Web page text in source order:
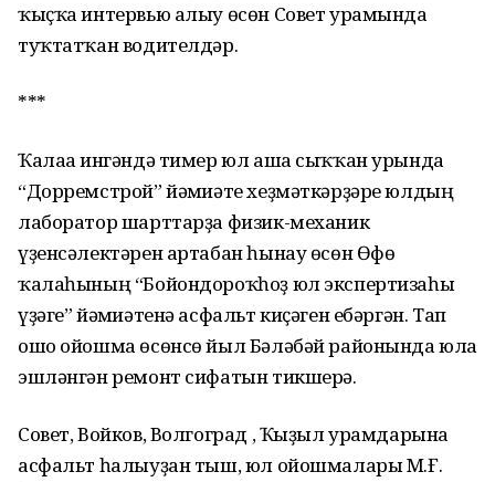
ҡыҫҡа интервью алыу өсөн Совет урамында
туҡтатҡан водителдәр.
***
Ҡалаға ингәндә тимер юл аша сыҡҡан урында
“Дорремстрой” йәмғиәте хеҙмәткәрҙәре юлдың
лаборатор шарттарҙа физик-механик
үҙенсәлектәрен артабан һынау өсөн Өфө
ҡалаһының “Бойондороҡһоҙ юл экспертизаһы
үҙәге” йәмғиәтенә асфальт киҫәген ебәргән. Тап
ошо ойошма өсөнсө йыл Бәләбәй районында юлға
эшләнгән ремонт сифатын тикшерә.
Совет, Войков, Волгоград , Ҡыҙыл урамдарына
асфальт һалыуҙан тыш, юл ойошмалары М.Ғ.